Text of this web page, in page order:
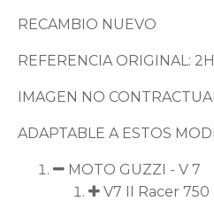
RECAMBIO NUEVO
REFERENCIA ORIGINAL:
IMAGEN NO CONTRACTUAL
ADAPTABLE A ESTOS
MOTO GUZZI - V 7
V7 II Racer 750